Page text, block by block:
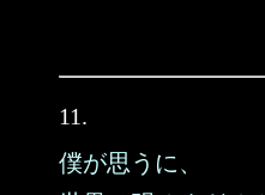
11.
僕が思うに、